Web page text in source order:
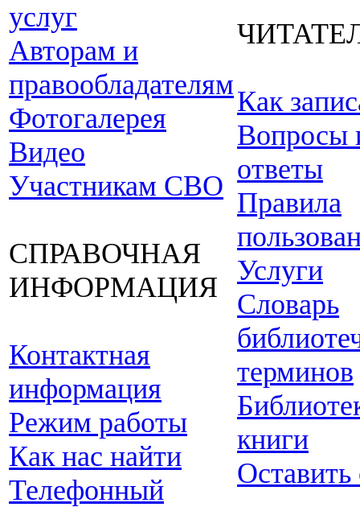
услуг
Авторам и
правообладателям
Фотогалерея
Видео
Участникам СВО
СПРАВОЧНАЯ
ИНФОРМАЦИЯ
Контактная
информация
Режим работы
Как нас найти
Телефонный
Как
Вопросы
ответы
Правила
Услуги
Словарь
терминов
книги
Оставить